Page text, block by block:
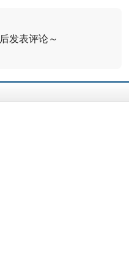
后发表评论～